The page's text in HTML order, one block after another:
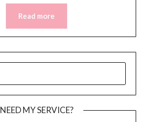
Read more
NEED MY SERVICE?